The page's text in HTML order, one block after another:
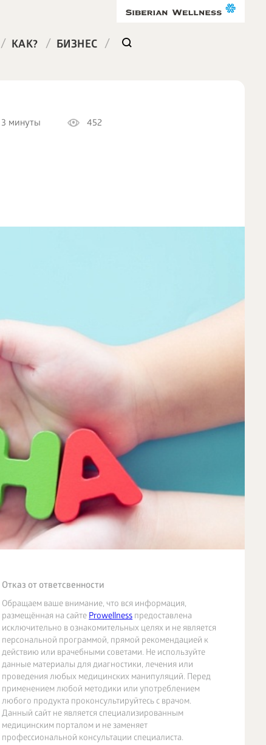
/ КАК? / БИЗНЕС /
3 минуты 452
Отказ от ответсвенности
Обращаем ваше внимание, что вся информация,
размещённая на сайтеProwellnessпредоставлена
исключительно в ознакомительных целях и не является
персональной программой, прямой рекомендацией к
действию или врачебными советами. Не используйте
данные материалы для диагностики, лечения или
проведения любых медицинских манипуляций. Перед
применением любой методики или употреблением
любого продукта проконсультируйтесь с врачом.
Данный сайт не является специализированным
медицинским порталом и не заменяет
профессиональной консультации специалиста.